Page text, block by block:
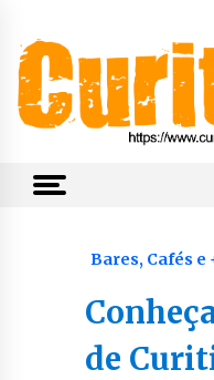
content
Bares, Cafés e
de